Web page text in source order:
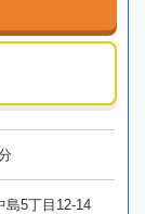
島5丁目12-14